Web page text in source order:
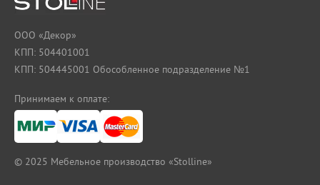
ООО «Декор»
КПП: 504401001
КПП: 504445001 Обособленное подразделение №1
Принимаем к оплате:
© 2025 Мебельное производство «Stolline»